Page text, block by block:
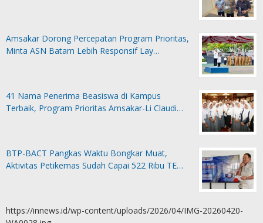
Amsakar Dorong Percepatan Program Prioritas,
Minta ASN Batam Lebih Responsif Lay…
41 Nama Penerima Beasiswa di Kampus
Terbaik, Program Prioritas Amsakar-Li Claudi…
BTP-BACT Pangkas Waktu Bongkar Muat,
Aktivitas Petikemas Sudah Capai 522 Ribu TE…
https://innews.id/wp-content/uploads/2026/04/IMG-20260420-